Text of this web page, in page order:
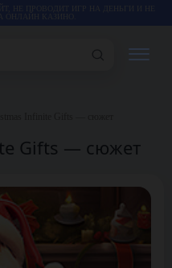
ОНЛАЙН КАЗИНО.
Gifts — сюжет